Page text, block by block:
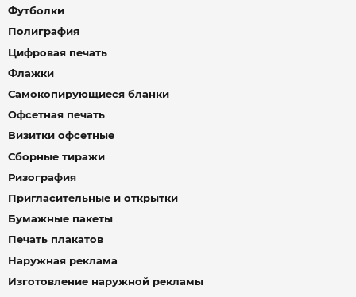
Футболки
Полиграфия
Цифровая печать
Флажки
Самокопирующиеся бланки
Офсетная печать
Визитки офсетные
Сборные тиражи
Ризография
Пригласительные и открытки
Бумажные пакеты
Печать плакатов
Наружная реклама
Изготовление наружной рекламы